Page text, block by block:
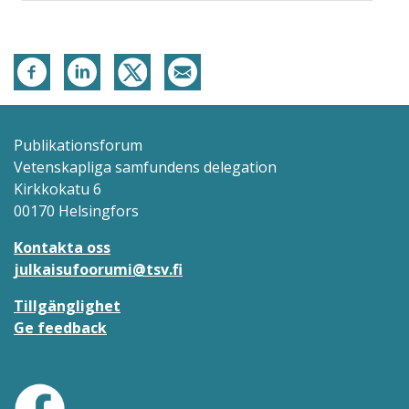
Publikationsforum
Vetenskapliga samfundens delegation
Kirkkokatu 6
00170 Helsingfors
Kontakta oss
julkaisufoorumi@tsv.fi
Tillgänglighet
Ge feedback